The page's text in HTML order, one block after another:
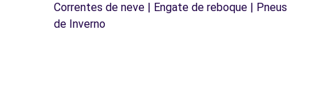
Correntes de neve | Engate de reboque | Pneus
de Inverno